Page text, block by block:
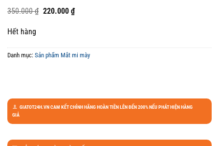
350.000₫ Giá
220.000 ₫Giá
hiện
Hết hàng
Danh mục: Sản phẩm Mắt mi mày
GIATOT24H.VN CAM KẾT CHÍNH HÃNG HOÀN TIỀN LÊN ĐẾN 200% NẾU PHÁT HIỆN HÀNG
GIẢ